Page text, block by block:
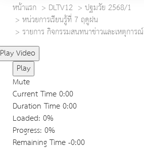
หน้าแรก DLTV12
ปฐมวัย 2568/1
หน่วยการเรียนรู้ที่ 7 ฤดูฝน
รายการ กิจกรรมสนทนาข่าวและเหตุการณ์
Play Video
Play
Mute
Current Time0:00
Duration Time0:00
Loaded: 0%
Progress: 0%
Remaining Time-0:00